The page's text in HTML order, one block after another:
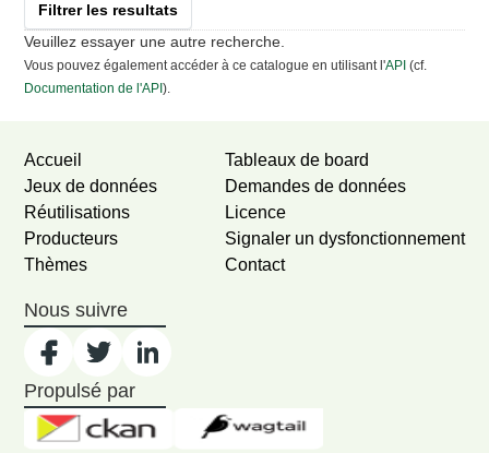
Filtrer les resultats
Veuillez essayer une autre recherche.
Vous pouvez également accéder à ce catalogue en utilisant l'API (cf.
Documentation de l'API).
Accueil
Jeux de données
Réutilisations
Producteurs
Thèmes
Tableaux de board
Demandes de données
Licence
Signaler un dysfonctionnement
Contact
Nous suivre
Propulsé par